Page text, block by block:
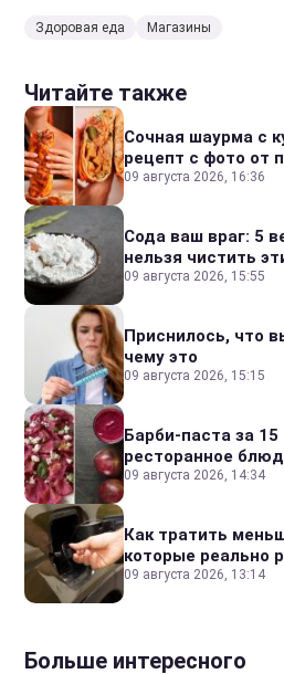
Здоровая еда Магазины
Читайте также
Сочная шаурма с
рецепт с фото от
09 августа 2026, 16:36
Сода ваш враг: 5
нельзя чистить
09 августа 2026, 15:55
Приснилось, что
чему это
09 августа 2026, 15:15
Барби-паста за
ресторанное
09 августа 2026, 14:34
Как тратить
которые реально
09 августа 2026, 13:14
Больше интересного